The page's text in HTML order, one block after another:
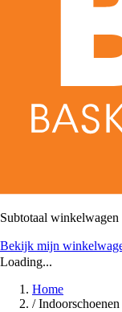
Subtotaal winkelwagen
Bekijk mijn
Loading...
Home
/